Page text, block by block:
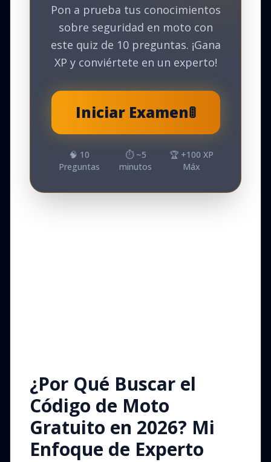
Pon a prueba tus conocimientos
sobre seguridad en moto con
este quiz de 10 preguntas. ¡Gana
XP y conviértete en un experto!
Iniciar Examen🚦
🧠 10
Preguntas
⏱️ ~5
minutos
🏆 +100 XP
Máx
¿Por Qué Buscar el
Código de Moto
Gratuito en 2026? Mi
Enfoque de Experto